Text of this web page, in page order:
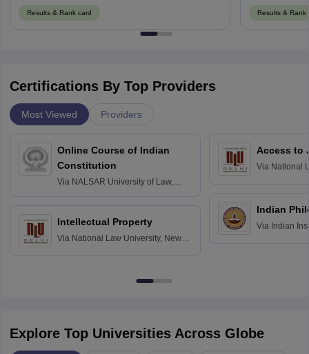
Results & Rank card Results & Rank
Certifications By Top Providers
Most Viewed Providers
Online Course of Indian
Constitution
Via NALSAR University of Law,
Intellectual Property
Via National Law University, New
Access to
Via National
Indian
Via Indian
Explore Top Universities Across Globe